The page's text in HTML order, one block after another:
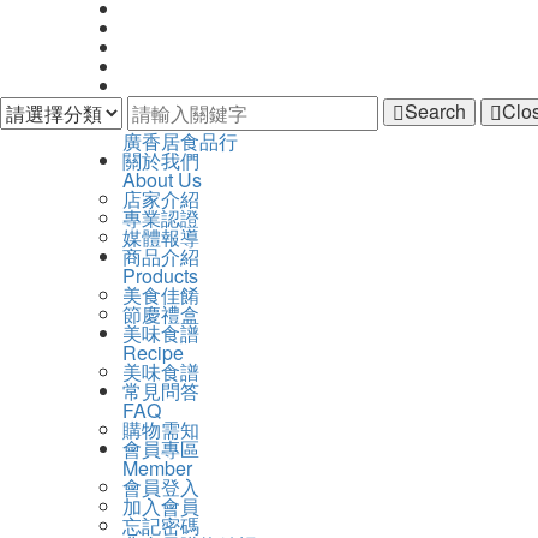
Search
廣香居食品行廣
開
啟
主
選
單
主
導
覽
Navigation
關於我們
About Us
店家介紹
專業認證
媒體報導
商品介紹
Products
美食佳餚
節慶禮盒
美味食譜
Recipe
美味食譜
常見問答
FAQ
購物需知
會員專區
Member
會員登入
加入會員
忘記密碼